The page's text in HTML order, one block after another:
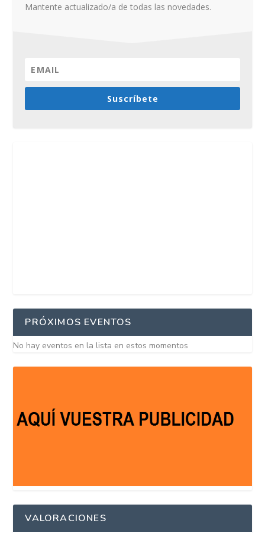
Mantente actualizado/a de todas las novedades.
Suscríbete
PRÓXIMOS EVENTOS
No hay eventos en la lista en estos momentos
VALORACIONES